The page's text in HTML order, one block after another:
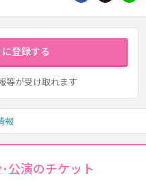
登録する
等が受け取れます
報
公演のチケット